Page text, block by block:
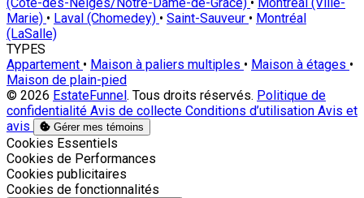
Marie) • Laval (Chomedey) • Saint-Sauveur • Montréal
(LaSalle)
TYPES
Appartement • Maison à paliers multiples • Maison à étages •
Maison de plain-pied
© 2026 EstateFunnel. Tous droits réservés. Politique de
confidentialité Avis de collecte Conditions d’utilisation Avis et
avis
Gérer mes témoins
Activer
Cookies Essentiels
Activer
Cookies de Performances
Activer
Cookies publicitaires
Activer
Cookies de fonctionnalités